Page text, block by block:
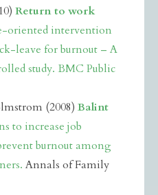
Return to work
oriented intervention
leave for burnout – A
study. BMC Public
(2008) Balint
to increase job
burnout among
Annals of Family